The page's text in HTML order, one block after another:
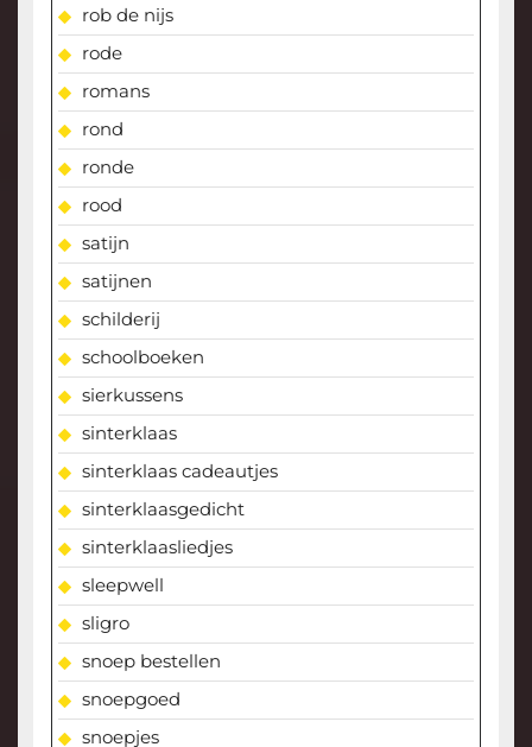
rob de nijs
rode
romans
rond
ronde
rood
satijn
satijnen
schilderij
schoolboeken
sierkussens
sinterklaas
sinterklaas cadeautjes
sinterklaasgedicht
sinterklaasliedjes
sleepwell
sligro
snoep bestellen
snoepgoed
snoepjes